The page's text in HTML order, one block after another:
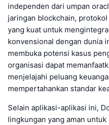
independen dari umpan
jaringan blockchain,
yang kuat untuk
konvensional dengan dunia
membuka potensi kasus
organisasi dapat
menjelajahi peluang
mempertahankan standar
Selain aplikasi-aplikasi ini,
lingkungan yang aman untuk